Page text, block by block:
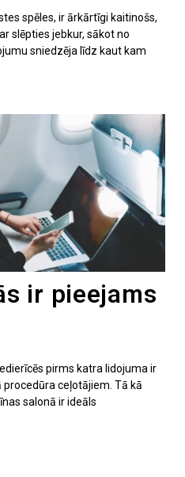
spēles, ir ārkārtīgi kaitinošs,
slēpties jebkur, sākot no
sniedzēja līdz kaut kam
ir pieejams
pirms katra lidojuma ir
ceļotājiem. Tā kā
salonā ir ideāls